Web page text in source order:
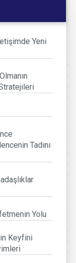
Yeni
Tadını
Yolu
Keyfini